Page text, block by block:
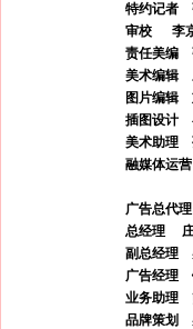
特约记者
审校 李
责任美编
美术编辑
图片编辑
插图设计
美术助理
融媒体运
广告总代
总经理 庄
副总经理
广告经理
业务助理
品牌策划